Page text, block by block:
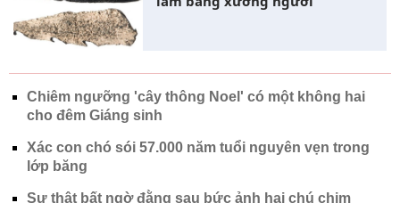
Chiêm ngưỡng 'cây thông Noel' có một không hai
cho đêm Giáng sinh
Xác con chó sói 57.000 năm tuổi nguyên vẹn trong
lớp băng
Sự thật bất ngờ đằng sau bức ảnh hai chú chim